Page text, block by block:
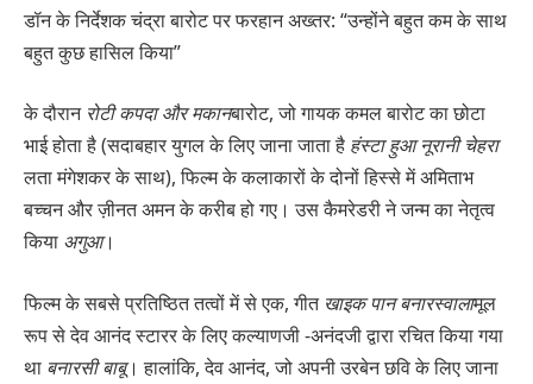
डॉन के निर्देशक चंद्रा बारोट पर फरहान अख्तर: “उन्होंने बहुत कम के साथ
बहुत कुछ हासिल किया”
के दौरान रोटी कपदा और मकानबारोट, जो गायक कमल बारोट का छोटा
भाई होता है (सदाबहार युगल के लिए जाना जाता है हंस्टा हुआ नूरानी चेहरा
लता मंगेशकर के साथ), फिल्म के कलाकारों के दोनों हिस्से में अमिताभ
बच्चन और ज़ीनत अमन के करीब हो गए। उस कैमरेडरी ने जन्म का नेतृत्व
किया अगुआ।
फिल्म के सबसे प्रतिष्ठित तत्वों में से एक, गीत खाइक पान बनारस्वालामूल
रूप से देव आनंद स्टारर के लिए कल्याणजी -अनंदजी द्वारा रचित किया गया
था बनारसी बाबू। हालांकि, देव आनंद, जो अपनी उरबेन छवि के लिए जाना